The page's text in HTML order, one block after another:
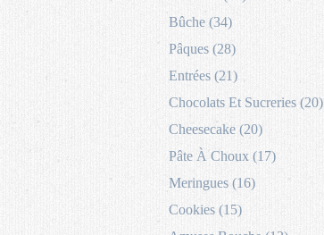
Bûche (34)
Pâques (28)
Entrées (21)
Chocolats Et Sucreries (20)
Cheesecake (20)
Pâte À Choux (17)
Meringues (16)
Cookies (15)